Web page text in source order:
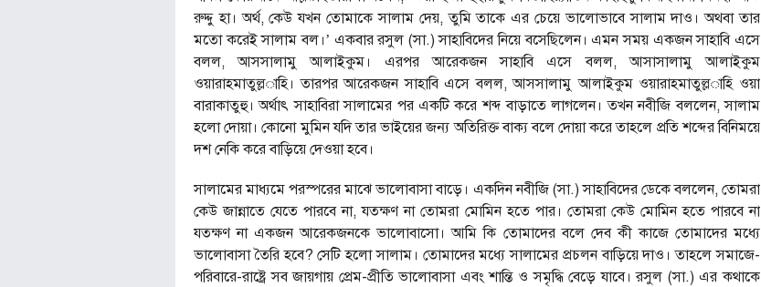
রুদ্দু হা। অর্থ, কেউ যখন তোমাকে সালাম দেয়, তুমি তাকে এর চেয়ে ভালোভাবে সালাম দাও। অথবা তার
মতো করেই সালাম বল।’ একবার রসুল (সা.) সাহাবিদের নিয়ে বসেছিলেন। এমন সময় একজন সাহাবি এসে
বলল, আসসালামু আলাইকুম। এরপর আরেকজন সাহাবি এসে বলল, আসাসালামু আলাইকুম
ওয়ারাহমাতুল্ল­াহি। তারপর আরেকজন সাহাবি এসে বলল, আসসালামু আলাইকুম ওয়ারাহমাতুল্ল­াহি ওয়া
বারাকাতুহু। অর্থাৎ সাহাবিরা সালামের পর একটি করে শব্দ বাড়াতে লাগলেন। তখন নবীজি বললেন, সালাম
হলো দোয়া। কোনো মুমিন যদি তার ভাইয়ের জন্য অতিরিক্ত বাক্য বলে দোয়া করে তাহলে প্রতি শব্দের বিনিময়ে
দশ নেকি করে বাড়িয়ে দেওয়া হবে।
সালামের মাধ্যমে পরস্পরের মাঝে ভালোবাসা বাড়ে। একদিন নবীজি (সা.) সাহাবিদের ডেকে বললেন, তোমরা
কেউ জান্নাতে যেতে পারবে না, যতক্ষণ না তোমরা মোমিন হতে পার। তোমরা কেউ মোমিন হতে পারবে না
যতক্ষণ না একজন আরেকজনকে ভালোবাসো। আমি কি তোমাদের বলে দেব কী কাজে তোমাদের মধ্যে
ভালোবাসা তৈরি হবে? সেটি হলো সালাম। তোমাদের মধ্যে সালামের প্রচলন বাড়িয়ে দাও। তাহলে সমাজে-
পরিবারে-রাষ্ট্রে সব জায়গায় প্রেম-প্রীতি ভালোবাসা এবং শান্তি ও সমৃদ্ধি বেড়ে যাবে। রসুল (সা.) এর কথাকে